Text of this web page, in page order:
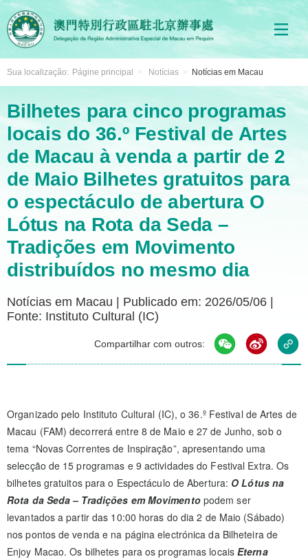
Sua localização: Págine principal > Notícias > Notícias em Macau
Bilhetes para cinco programas
locais do 36.º Festival de Artes
de Macau à venda a partir de 2
de Maio Bilhetes gratuitos para
o espectáculo de abertura O
Lótus na Rota da Seda –
Tradições em Movimento
distribuídos no mesmo dia
Notícias em Macau | Publicado em: 2026/05/06 |
Fonte: Instituto Cultural (IC)
Compartilhar com outros:
Organizado pelo Instituto Cultural (IC), o 36.º Festival de Artes de
Macau (FAM) decorrerá entre 8 de Maio e 27 de Junho, sob o
tema “Novas Correntes de Inspiração”, apresentando uma
selecção de 15 programas e 9 actividades do Festival Extra. Os
bilhetes gratuitos para o Espectáculo de Abertura: O Lótus na
Rota da Seda – Tradições em Movimentopodem ser
levantados a partir das 10:00 horas do dia 2 de Maio (Sábado)
nos pontos de venda e na página electrónica da Bilheteira de
Enjoy Macao. Os bilhetes para os programas locaisEterna